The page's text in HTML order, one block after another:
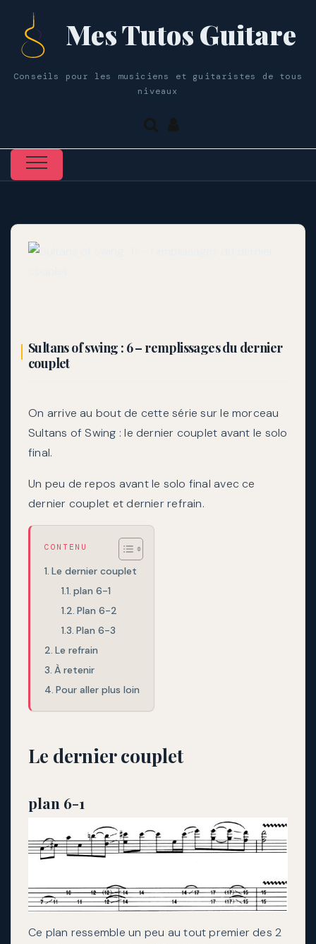
Mes Tutos Guitare
Conseils pour les musiciens et guitaristes de tous
niveaux
Sultans of swing : 6 – remplissages du dernier
couplet
On arrive au bout de cette série sur le morceau
Sultans of Swing : le dernier couplet avant le solo
final.
Un peu de repos avant le solo final avec ce
dernier couplet et dernier refrain.
CONTENU
Le dernier couplet
plan 6-1
Plan 6-2
Plan 6-3
Le refrain
À retenir
Pour aller plus loin
Le dernier couplet
plan 6-1
Ce plan ressemble un peu au tout premier des 2